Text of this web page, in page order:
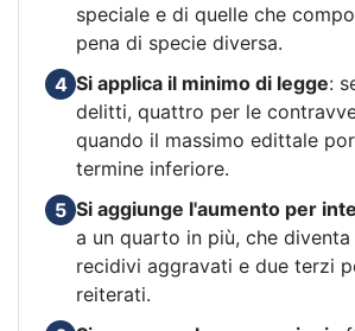
speciale e di quelle che
pena di specie diversa.
4 Si applica il minimo di legge:
delitti, quattro per le
quando il massimo edittale
termine inferiore.
5 Si aggiunge l'aumento per
a un quarto in più, che
recidivi aggravati e due terzi
reiterati.